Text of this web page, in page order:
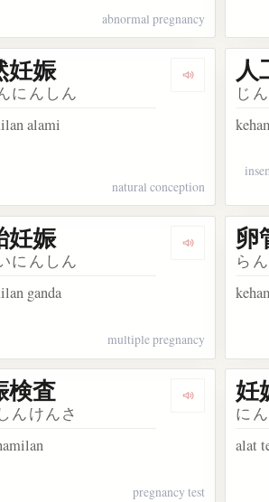
abnormal pregnancy
子宮外妊娠 Dengarkan
妊娠
にんしん
alami
natural conception
人
じ
想像妊娠 Dengarkan
妊娠
にんしん
ganda
multiple pregnancy
卵
ら
妊娠悪阻 Dengarkan
検査
んけんさ
pregnancy test
妊
に
alat